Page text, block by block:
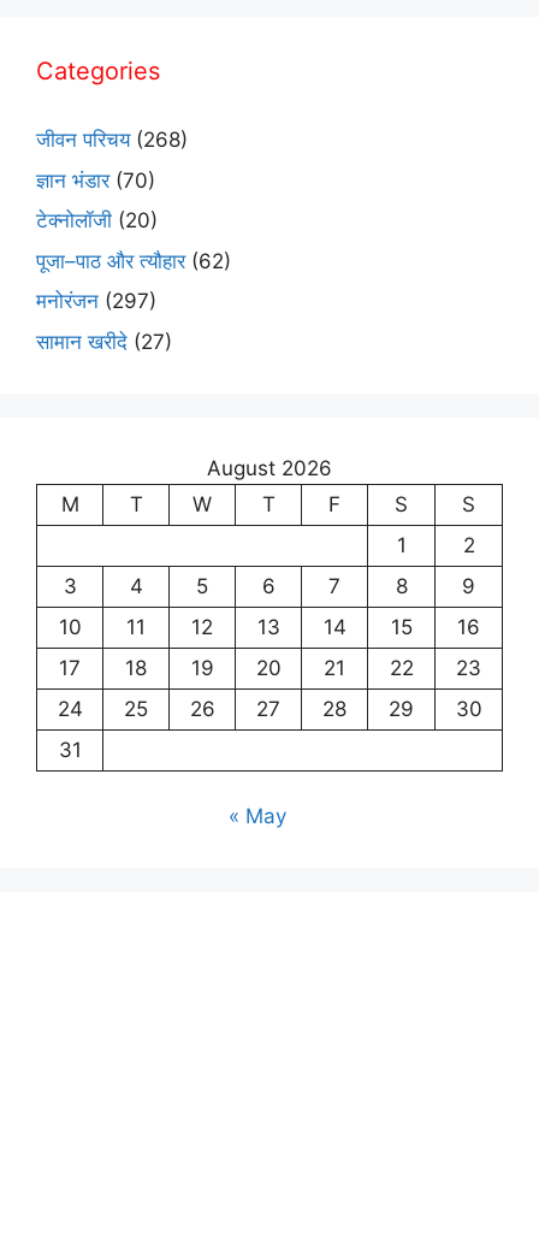
Categories
जीवन परिचय(268)
ज्ञान भंडार(70)
टेक्नोलॉजी (20)
पूजा–पाठ और त्यौहार(62)
मनोरंजन (297)
सामान खरीदे (27)
August 2026
M
T W T F S
S
1
2
3
4 5 6 7 8
9
10
11 12 13 14 15
16
17
18 19 20 21 22
23
24
25 26 27 28 29
30
31
« May